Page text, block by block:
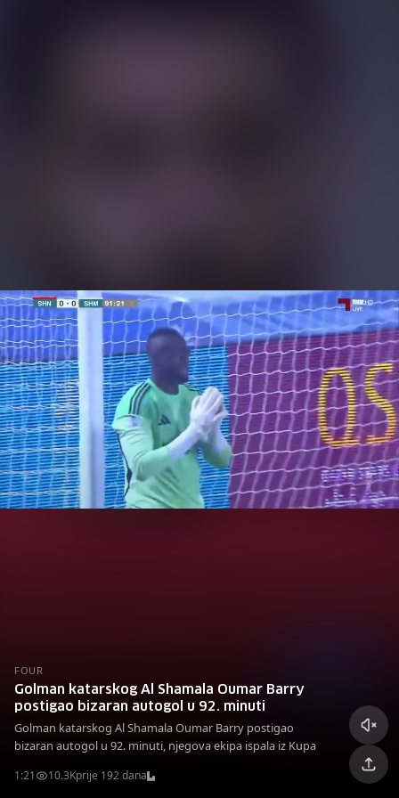
FOUR
Golman katarskog Al Shamala Oumar Barry
postigao bizaran autogol u 92. minuti
Golman katarskog Al Shamala Oumar Barry postigao
bizaran autogol u 92. minuti, njegova ekipa ispala iz Kupa
1:21 10.3Kprije 192 dana